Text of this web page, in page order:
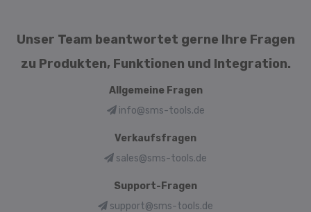
Unser Team beantwortet gerne Ihre Fragen
zu Produkten, Funktionen und Integration.
Allgemeine Fragen
info@sms-tools.de
Verkaufsfragen
sales@sms-tools.de
Support-Fragen
support@sms-tools.de